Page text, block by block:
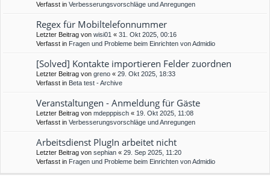
Verfasst in Verbesserungsvorschläge und Anregungen
Regex für Mobiltelefonnummer
Letzter Beitrag von wisi01 « 31. Okt 2025, 00:16
Verfasst in Fragen und Probleme beim Einrichten von Admidio
[Solved] Kontakte importieren Felder zuordnen
Letzter Beitrag von greno « 29. Okt 2025, 18:33
Verfasst in Beta test - Archive
Veranstaltungen - Anmeldung für Gäste
Letzter Beitrag von mdepppisch « 19. Okt 2025, 11:08
Verfasst in Verbesserungsvorschläge und Anregungen
Arbeitsdienst PlugIn arbeitet nicht
Letzter Beitrag von sephian « 29. Sep 2025, 11:20
Verfasst in Fragen und Probleme beim Einrichten von Admidio